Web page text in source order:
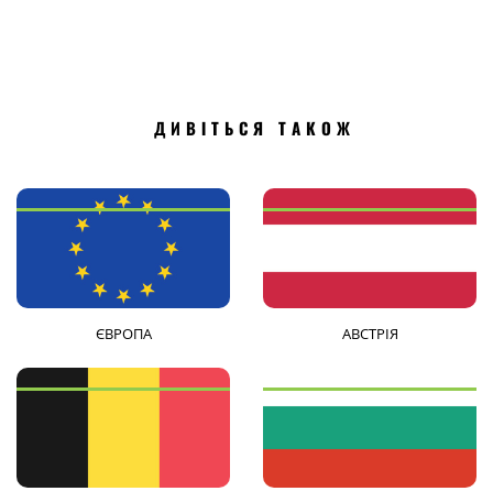
ДИВІТЬСЯ ТАКОЖ
ЄВРОПА АВСТРІЯ